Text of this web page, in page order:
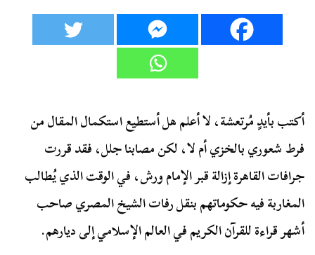
أكتب بأيدٍ مُرتعشة، لا أعلم هل أستطيع استكمال المقال من
فرط شعوري بالخزي أم لا، لكن مصابنا جلل، فقد قررت
جرافات القاهرة إزالة قبر الإمام ورش، في الوقت الذي يُطالب
المغاربة فيه حكوماتهم بنقل رفات الشيخ المصري صاحب
أشهر قراءة للقرآن الكريم في العالم الإسلامي إلى ديارهم.